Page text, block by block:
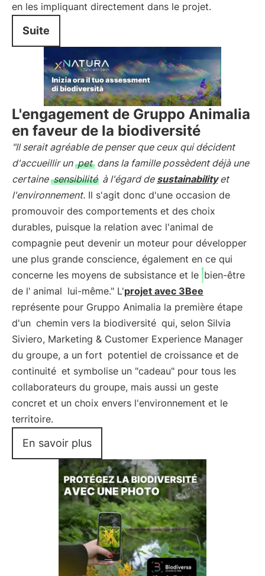
en les impliquant directement dans le projet.
Suite
L'engagement de Gruppo Animalia
en faveur de la biodiversité
"Il serait agréable de penser que ceux qui décident
d'accueillir un pet dans la famille possèdent déjà une
certaine sensibilité à l'égard de sustainabilityet
l'environnement. Il s'agit donc d'une occasion de
promouvoir des comportements et des choix
durables, puisque la relation avec l'animal de
compagnie peut devenir un moteur pour développer
une plus grande conscience, également en ce qui
concerne les moyens de subsistance et le bien-être
de l' animal lui-même." L'projet avec 3Bee
représente pour Gruppo Animalia la première étape
d'un chemin vers la biodiversité qui, selon Silvia
Siviero, Marketing & Customer Experience Manager
du groupe, a un fort potentiel de croissance et de
continuité et symbolise un "cadeau" pour tous les
collaborateurs du groupe, mais aussi un geste
concret et un choix envers l'environnement et le
territoire.
En savoir plus